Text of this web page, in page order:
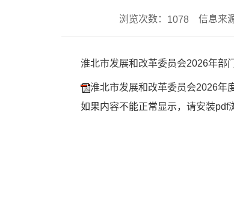
浏览次数： 1078 信息来
淮北市发展和改革委员会2026年部
淮北市发展和改革委员会2026年
如果内容不能正常显示，请安装pdf